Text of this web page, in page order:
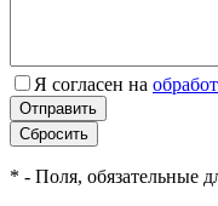
Я согласен на
* - Поля, обязательные